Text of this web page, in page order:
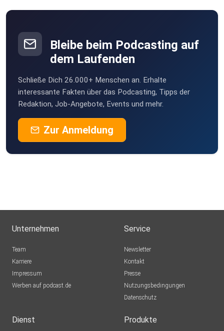
Bleibe beim Podcasting auf
dem Laufenden
Schließe Dich 26.000+ Menschen an. Erhalte
interessante Fakten über das Podcasting, Tipps der
Redaktion, Job-Angebote, Events und mehr.
Zur Anmeldung
Unternehmen
Team
Karriere
Impressum
Werben auf podcast.de
Service
Newsletter
Kontakt
Presse
Nutzungsbedingungen
Datenschutz
Dienst Produkte